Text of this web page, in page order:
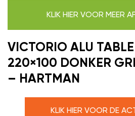
KLIK HIER VOOR MEER
VICTORIO ALU
220×100 DONKER
– HARTMAN
KLIK HIER VOOR DE